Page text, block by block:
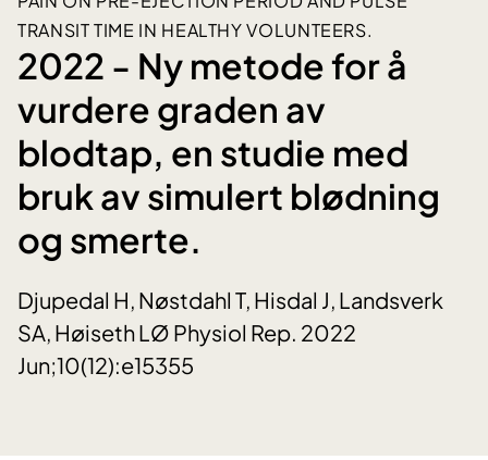
TRANSIT TIME IN HEALTHY VOLUNTEERS.
2022 - Ny metode for å
vurdere graden av
blodtap, en studie med
bruk av simulert blødning
og smerte.
Djupedal H, Nøstdahl T, Hisdal J, Landsverk
SA, Høiseth LØ Physiol Rep. 2022
Jun;10(12):e15355